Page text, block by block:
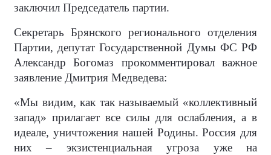
заключил Председатель партии.
Секретарь Брянского регионального отделения
Партии, депутат Государственной Думы ФС РФ
Александр Богомаз прокомментировал важное
заявление Дмитрия Медведева:
«Мы видим, как так называемый «коллективный
запад» прилагает все силы для ослабления, а в
идеале, уничтожения нашей Родины. Россия для
них – экзистенциальная угроза уже на